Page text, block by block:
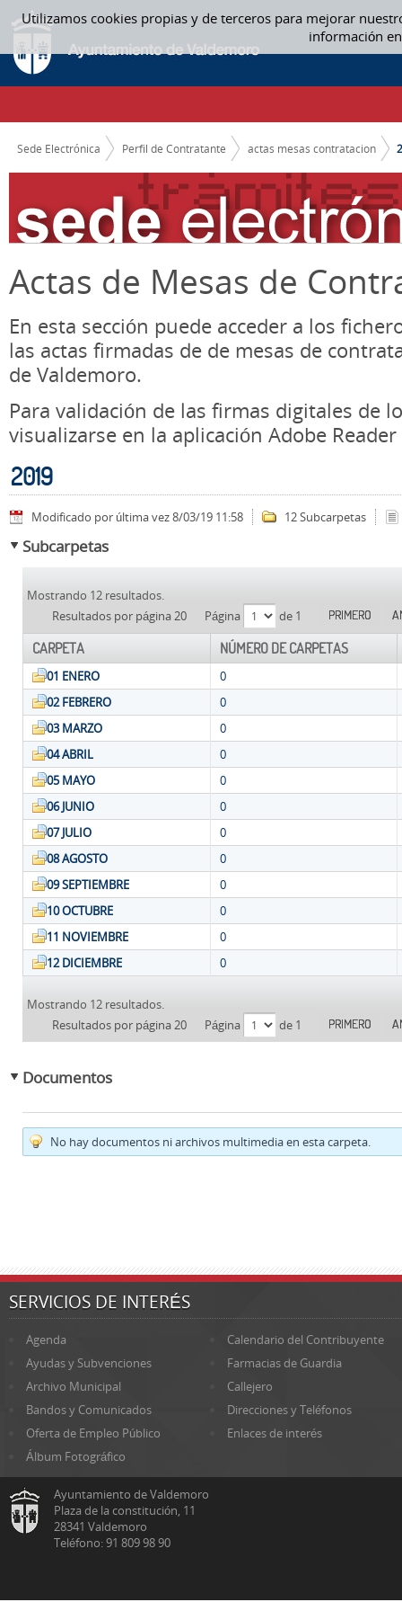
Utilizamos cookies propias y de terceros para mejorar
información
Saltar al contenido
2019 - ACTAS MESAS CONTRATACION
CAMINO DE MIGAS
Sede Electrónica Perfil de Contratante actas mesas contratacion
Actas de Mesas de
En esta sección puede acceder a los
las actas firmadas de de mesas de
de Valdemoro.
Para validación de las firmas digitales de
visualizarse en la aplicación Adobe Reader
2019
Modificado por última vez 8/03/19 11:58 12 Subcarpetas
Subcarpetas
Mostrando 12 resultados.
Resultados por página 20
Página de 1 PRIMERO
CARPETA NÚMERO DE CARPETAS
01 ENERO
0
02 FEBRERO
0
03 MARZO
0
04 ABRIL
0
05 MAYO
0
06 JUNIO
0
07 JULIO
0
08 AGOSTO
0
09 SEPTIEMBRE
0
10 OCTUBRE
0
11 NOVIEMBRE
0
12 DICIEMBRE
0
Mostrando 12 resultados.
Resultados por página 20
Página de 1 PRIMERO
Documentos
No hay documentos ni archivos multimedia en esta carpeta.
SERVICIOS DE INTERÉS
Agenda
Calendario del Contribuyente
Ayudas y Subvenciones
Farmacias de Guardia
Archivo Municipal
Callejero
Bandos y Comunicados
Direcciones y Teléfonos
Oferta de Empleo Público
Enlaces de interés
Álbum Fotográfico
Ayuntamiento de Valdemoro
Plaza de la constitución, 11
28341 Valdemoro
Teléfono: 91 809 98 90